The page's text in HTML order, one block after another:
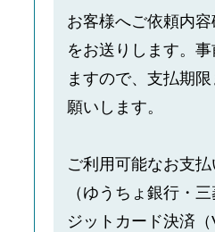
お客様へご依頼内
をお送りします。
ますので、支払期
願いします。
ご利用可能なお支
（ゆうちょ銀行・
ジットカード決済